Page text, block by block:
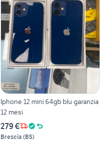
Iphone 12 mini 64gb blu garanzia
12 mesi
279 €
Brescia (BS)